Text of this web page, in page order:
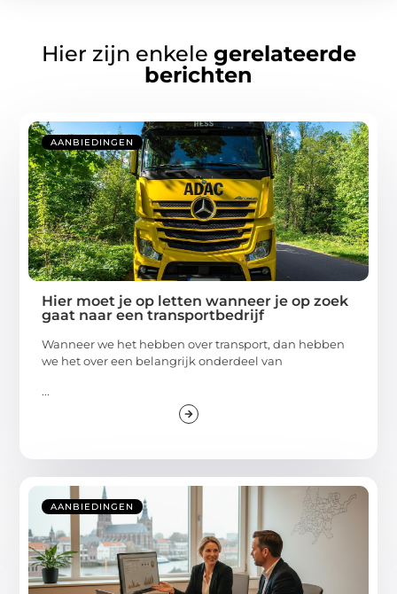
Hier zijn enkele gerelateerde
berichten
AANBIEDINGEN
Hier moet je op letten wanneer je op zoek
gaat naar een transportbedrijf
Wanneer we het hebben over transport, dan hebben
we het over een belangrijk onderdeel van
...
AANBIEDINGEN